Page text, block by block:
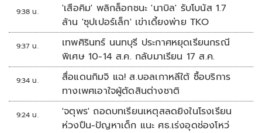
9:38 น.
'เสือคิม' พลิกล็อกชนะ 'นาบิล' รับโบนัส 1.7
ล้าน 'ซุปเปอร์เล็ก' เข่าเดี้ยงพ่าย TKO
9:37 น.
เทพศิรินทร์ นนทบุรี ประกาศหยุดเรียนกรณี
พิเศษ 10-14 ส.ค. กลับมาเรียน 17 ส.ค.
9:34 น.
สื่อแดนกิมจิ แฉ! ส.บอลเกาหลีใต้ ซื้อบริการ
ทางเพศเอาใจผู้ตัดสินต่างชาติ
9:24 น.
'จตุพร' ถอดบทเรียนเหตุสลดยิงในโรงเรียน
ห่วงปืน-ปัญหาเด็ก แนะ ศธ.เร่งอุดช่องโหว่